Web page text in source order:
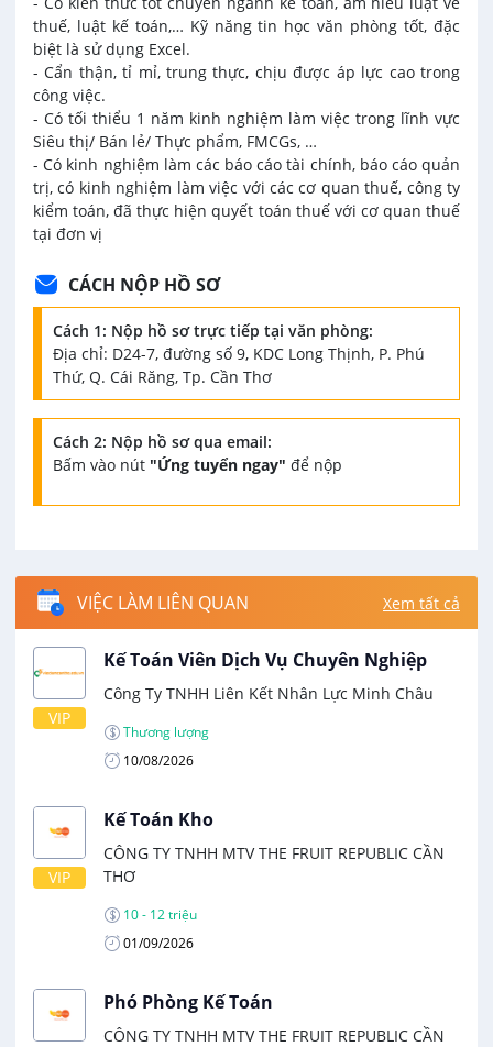
thuế, luật kế toán,… Kỹ năng tin học văn phòng tốt, đặc
biệt là sử dụng Excel.
- Cẩn thận, tỉ mỉ, trung thực, chịu được áp lực cao trong
công việc.
- Có tối thiểu 1 năm kinh nghiệm làm việc trong lĩnh vực
Siêu thị/ Bán lẻ/ Thực phẩm, FMCGs, …
- Có kinh nghiệm làm các báo cáo tài chính, báo cáo quản
trị, có kinh nghiệm làm việc với các cơ quan thuế, công ty
kiểm toán, đã thực hiện quyết toán thuế với cơ quan thuế
tại đơn vị
CÁCH NỘP HỒ SƠ
Cách 1: Nộp hồ sơ trực tiếp tại văn phòng:
Địa chỉ: D24-7, đường số 9, KDC Long Thịnh, P. Phú
Thứ, Q. Cái Răng, Tp. Cần Thơ
Cách 2: Nộp hồ sơ qua email:
Bấm vào nút "Ứng tuyển ngay" để nộp
VIỆC LÀM LIÊN QUAN Xem tất cả
VIP
Kế Toán Viên Dịch Vụ Chuyên Nghiệp
Công Ty TNHH Liên Kết Nhân Lực Minh Châu
Thương lượng
10/08/2026
VIP
Kế Toán Kho
CÔNG TY TNHH MTV THE FRUIT REPUBLIC CẦN
THƠ
10 - 12 triệu
01/09/2026
Phó Phòng Kế Toán
CÔNG TY TNHH MTV THE FRUIT REPUBLIC CẦN